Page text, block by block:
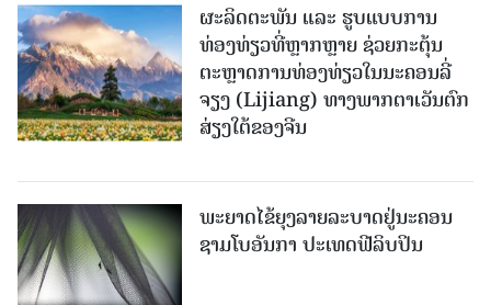
ຜະລິດຕະພັນ ແລະ ຮູບແບບການ
ທ່ອງທ່ຽວທີ່ຫຼາກຫຼາຍ ຊ່ວຍກະຕຸ້ນ
ຕະຫຼາດການທ່ອງທ່ຽວໃນນະຄອນລີ່
ຈຽງ (Lijiang) ທາງພາກຕາເວັນຕົກ
ສ່ຽງໃຕ້ຂອງຈີນ
ພະຍາດໄຂ້ຍຸງລາຍລະບາດຢູ່ນະຄອນ
ຊາມໂບ​ອັນກາ ປະເທດຟີລິບປິນ